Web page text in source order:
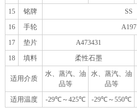
15 铭牌 SS
16 手轮 A197
17 垫片 A473431
18 填料 柔性石墨
适用介质
水、蒸汽、油
品等
水、蒸汽、油
品等
适用温度 -29℃～425℃ -29℃～550℃